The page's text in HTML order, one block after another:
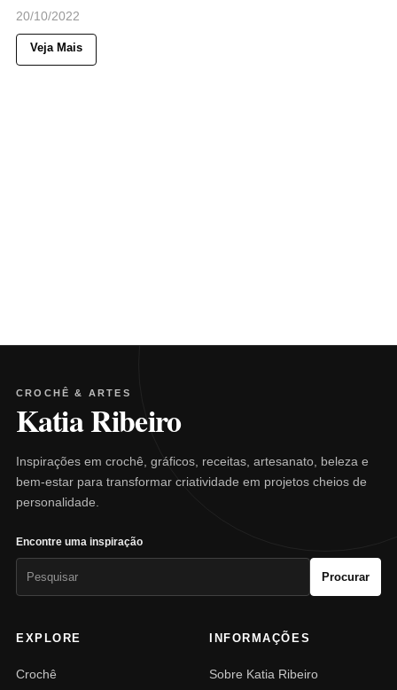
20/10/2022
Veja Mais
CROCHÊ & ARTES
Katia Ribeiro
Inspirações em crochê, gráficos, receitas, artesanato, beleza e
bem-estar para transformar criatividade em projetos cheios de
personalidade.
Encontre uma inspiração
Procurar
EXPLORE
Crochê
INFORMAÇÕES
Sobre Katia Ribeiro